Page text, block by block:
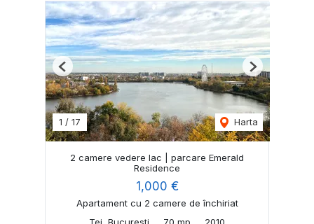
1 / 17 Harta
Previous Next
2 camere vedere lac | parcare Emerald
Residence
1,000 €
Apartament cu 2 camere de închiriat